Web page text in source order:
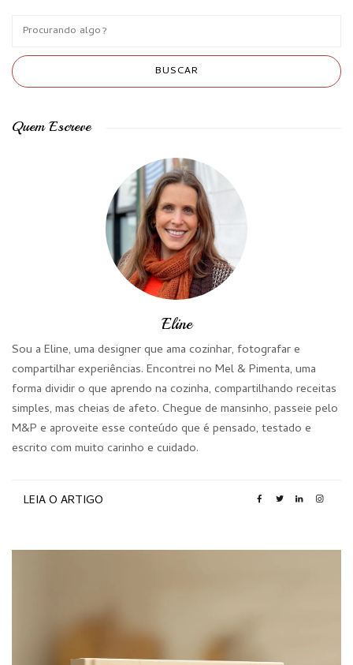
Quem Escreve
Eline
Sou a Eline, uma designer que ama cozinhar, fotografar e
compartilhar experiências. Encontrei no Mel & Pimenta, uma
forma dividir o que aprendo na cozinha, compartilhando receitas
simples, mas cheias de afeto. Chegue de mansinho, passeie pelo
M&P e aproveite esse conteúdo que é pensado, testado e
escrito com muito carinho e cuidado.
LEIA O ARTIGO